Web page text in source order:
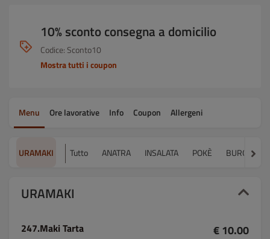
10% sconto consegna a domicilio
Codice: Sconto10
Mostra tutti i coupon
Menu Ore lavorative Info Coupon Allergeni
URAMAKI Tutto ANATRA INSALATA POKÈ BURGER
URAMAKI
247.Maki Tarta € 10.00